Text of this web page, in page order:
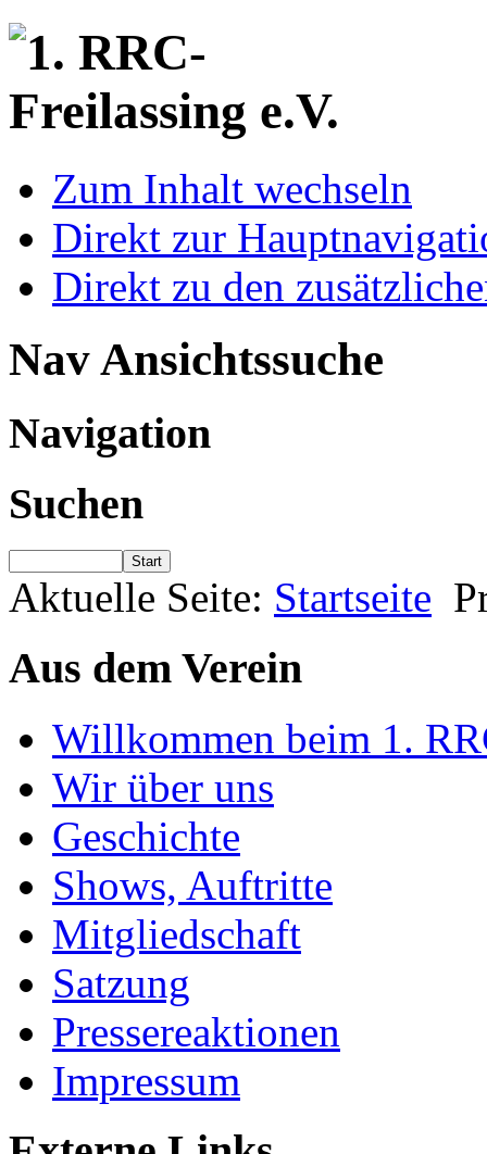
Zum Inhalt wechseln
Direkt zur
Direkt zu den
Nav Ansichtssuche
Navigation
Suchen
Start
Aktuelle Seite: Startseite
Aus dem Verein
Willkommen beim 1.
Wir über uns
Geschichte
Shows, Auftritte
Mitgliedschaft
Satzung
Pressereaktionen
Impressum